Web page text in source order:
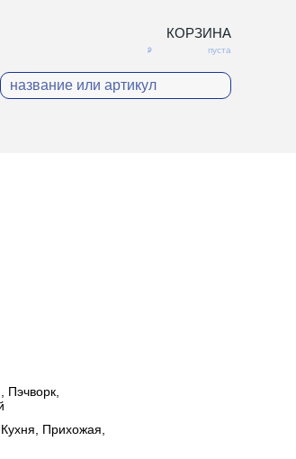
КОРЗИНА
пуста
Пэчворк,
Прихожая,